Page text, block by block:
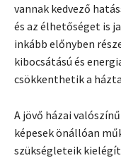
vannak kedvező
és az élhetőséget is
inkább előnyben
kibocsátású és
csökkenthetik a
A jövő házai
képesek önállóan
szükségleteik